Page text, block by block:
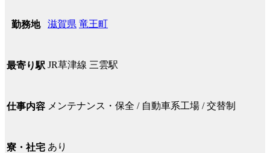
勤務地 滋賀県 竜王町
最寄り駅 JR草津線 三雲駅
仕事内容 メンテナンス・保全 / 自動車系工場 / 交替制
寮・社宅 あり